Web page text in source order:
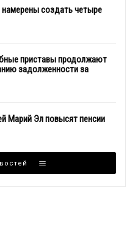
создать четыре
приставы продолжают
задолженности за
Марий Эл повысят пенсии